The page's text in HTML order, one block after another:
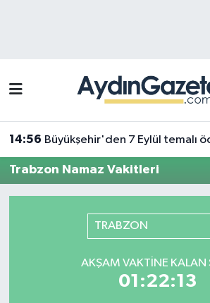
14:56 Büyükşehir'den 7 Eylül temalı
Trabzon Namaz Vakitleri
TRABZON
AKŞAM VAKTINE KALAN
01:22:13
Efeler Trafik Yoğunluk Haritası
Süper Lig Puan Durumu ve
Tüm Manşetler
Son Dakika Haberleri
Haber Arşivi